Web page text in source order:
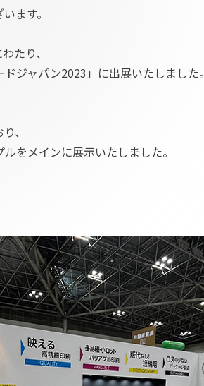
ます。
たり、
ジャパン2023」に出展いたしました。
、
をメインに展示いたしました。